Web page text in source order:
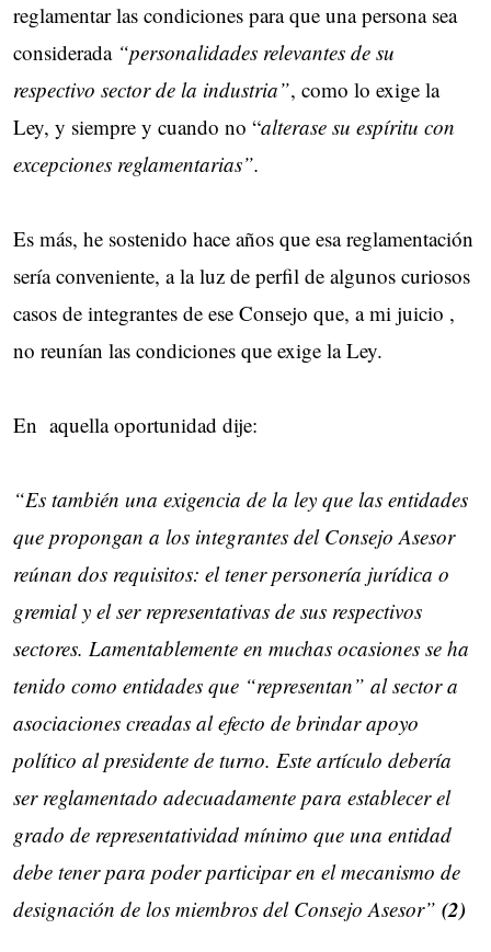
reglamentar las condiciones para que una persona sea
considerada“personalidades relevantes de su
respectivo sector de la industria”, como lo exige la
Ley, y siempre y cuando no “alterase su espíritu con
excepciones reglamentarias”.
Es más, he sostenido hace años que esa reglamentación
sería conveniente, a la luz de perfil de algunos curiosos
casos de integrantes de ese Consejo que, a mi juicio ,
no reunían las condiciones que exige la Ley.
En aquella oportunidad dije:
“Es también una exigencia de la ley que las entidades
que propongan a los integrantes del Consejo Asesor
reúnan dos requisitos: el tener personería jurídica o
gremial y el ser representativas de sus respectivos
sectores. Lamentablemente en muchas ocasiones se ha
tenido como entidades que “representan” al sector a
asociaciones creadas al efecto de brindar apoyo
político al presidente de turno. Este artículo debería
ser reglamentado adecuadamente para establecer el
grado de representatividad mínimo que una entidad
debe tener para poder participar en el mecanismo de
designación de los miembros del Consejo Asesor” (2)